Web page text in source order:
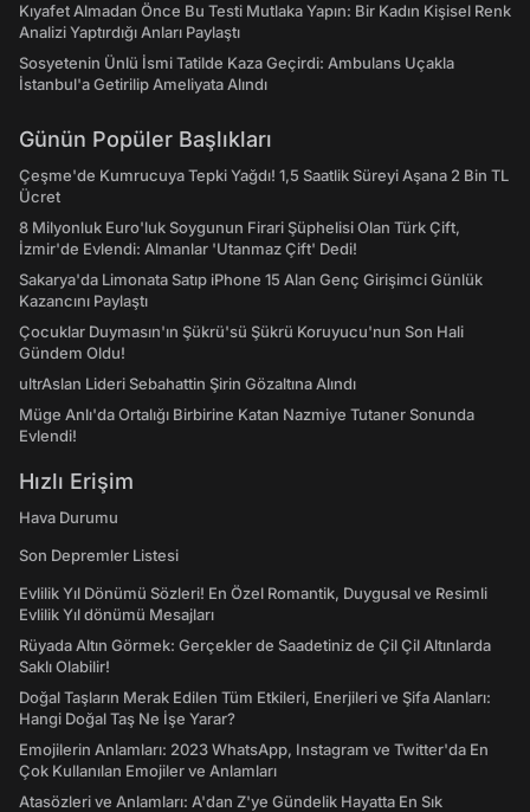
Kıyafet Almadan Önce Bu Testi Mutlaka Yapın: Bir Kadın Kişisel Renk
Analizi Yaptırdığı Anları Paylaştı
Sosyetenin Ünlü İsmi Tatilde Kaza Geçirdi: Ambulans Uçakla
İstanbul'a Getirilip Ameliyata Alındı
Günün Popüler Başlıkları
Çeşme'de Kumrucuya Tepki Yağdı! 1,5 Saatlik Süreyi Aşana 2 Bin TL
Ücret
8 Milyonluk Euro'luk Soygunun Firari Şüphelisi Olan Türk Çift,
İzmir'de Evlendi: Almanlar 'Utanmaz Çift' Dedi!
Sakarya'da Limonata Satıp iPhone 15 Alan Genç Girişimci Günlük
Kazancını Paylaştı
Çocuklar Duymasın'ın Şükrü'sü Şükrü Koruyucu'nun Son Hali
Gündem Oldu!
ultrAslan Lideri Sebahattin Şirin Gözaltına Alındı
Müge Anlı'da Ortalığı Birbirine Katan Nazmiye Tutaner Sonunda
Evlendi!
Hızlı Erişim
Hava Durumu
Son Depremler Listesi
Evlilik Yıl Dönümü Sözleri! En Özel Romantik, Duygusal ve Resimli
Evlilik Yıl dönümü Mesajları
Rüyada Altın Görmek: Gerçekler de Saadetiniz de Çil Çil Altınlarda
Saklı Olabilir!
Doğal Taşların Merak Edilen Tüm Etkileri, Enerjileri ve Şifa Alanları:
Hangi Doğal Taş Ne İşe Yarar?
Emojilerin Anlamları: 2023 WhatsApp, Instagram ve Twitter'da En
Çok Kullanılan Emojiler ve Anlamları
Atasözleri ve Anlamları: A'dan Z'ye Gündelik Hayatta En Sık